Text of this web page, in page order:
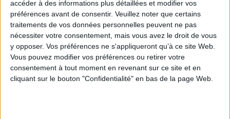
accéder à des informations plus détaillées et modifier vos
préférences avant de consentir. Veuillez noter que certains
traitements de vos données personnelles peuvent ne pas
nécessiter votre consentement, mais vous avez le droit de vous
y opposer. Vos préférences ne s'appliqueront qu’à ce site Web.
Vous pouvez modifier vos préférences ou retirer votre
consentement à tout moment en revenant sur ce site et en
cliquant sur le bouton "Confidentialité" en bas de la page Web.